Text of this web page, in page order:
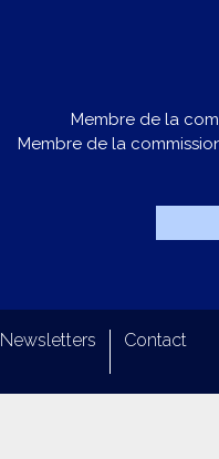
Membre de la
Membre de la
Newsletters Contact